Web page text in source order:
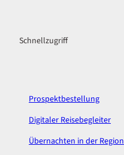
e
t
m
Schnellzugriff
Prospektbestellung
Digitaler Reisebegleiter
Übernachten in der Region